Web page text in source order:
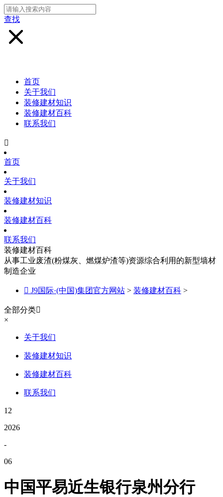
查找
首页
关于我们
装修建材知识
装修建材百科
联系我们

首页
关于我们
装修建材知识
装修建材百科
联系我们
装修建材百科
从事工业废渣(粉煤灰、燃煤炉渣等)资源综合利用的新型墙材
制造企业
 J9国际·(中国)集团官方网站 > 装修建材百科 >
全部分类
×
关于我们
装修建材知识
装修建材百科
联系我们
12
2026
-
06
中国平易近生银行泉州分行